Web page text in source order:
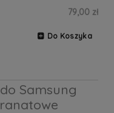
79,00 zł
Do Koszyka
Samsung